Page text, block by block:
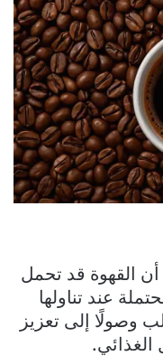
القهوة قد تحمل
عند تناولها
وصولًا إلى تعزيز
الغذائي.